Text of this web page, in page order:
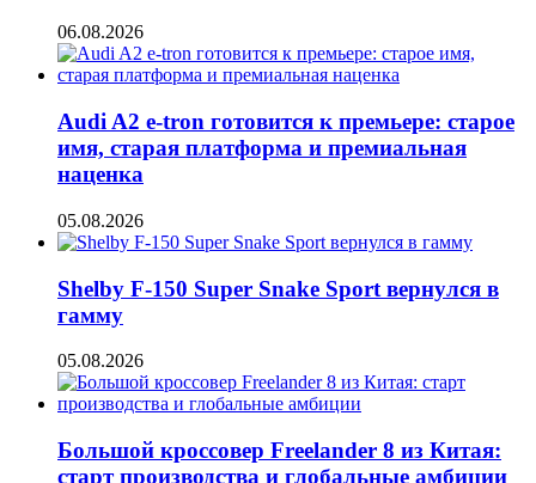
06.08.2026
Audi A2 e-tron готовится к премьере: старое
имя, старая платформа и премиальная
наценка
05.08.2026
Shelby F-150 Super Snake Sport вернулся в
гамму
05.08.2026
Большой кроссовер Freelander 8 из Китая:
старт производства и глобальные амбиции